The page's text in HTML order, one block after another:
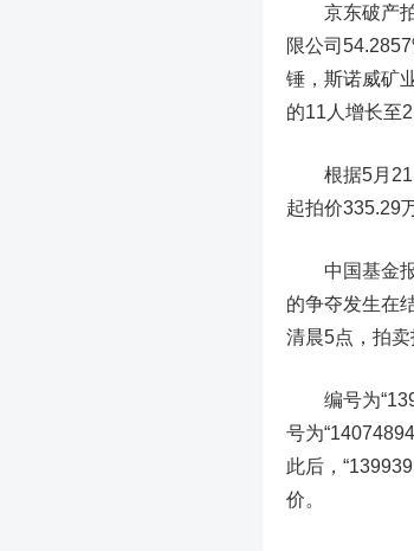
京东破产拍
限公司
锤，斯诺威矿
的11人增长至
根据5月21日
起拍价335.29
中国基金报
的争夺发生在
清晨5点，拍卖
编号为
号为
此后，
价。